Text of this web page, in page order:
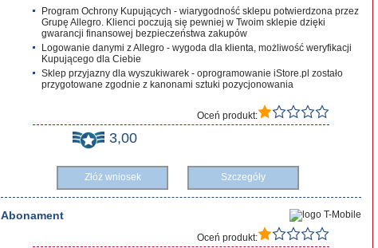
Program Ochrony Kupujących - wiarygodność sklepu potwierdzona przez
Grupę Allegro. Klienci poczują się pewniej w Twoim sklepie dzięki
gwarancji finansowej bezpieczeństwa zakupów
Logowanie danymi z Allegro - wygoda dla klienta, możliwość weryfikacji
Kupującego dla Ciebie
Sklep przyjazny dla wyszukiwarek - oprogramowanie iStore.pl zostało
przygotowane zgodnie z kanonami sztuki pozycjonowania
Oceń produkt:
3,00
Złóż wniosek Szczegóły
Abonament
Oceń produkt: